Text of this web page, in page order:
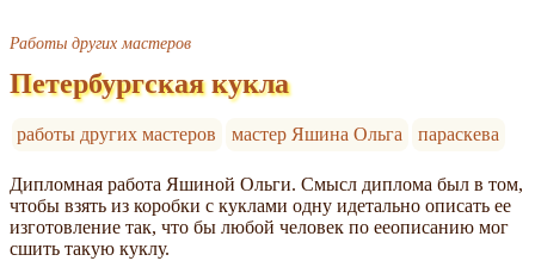
Работы других мастеров
Петербургская кукла
работы других мастеров мастер Яшина Ольга параскева
Дипломная работа Яшиной Ольги. Смысл диплома был в том,
чтобы взять из коробки с куклами одну идетально описать ее
изготовление так, что бы любой человек по ееописанию мог
сшить такую куклу.